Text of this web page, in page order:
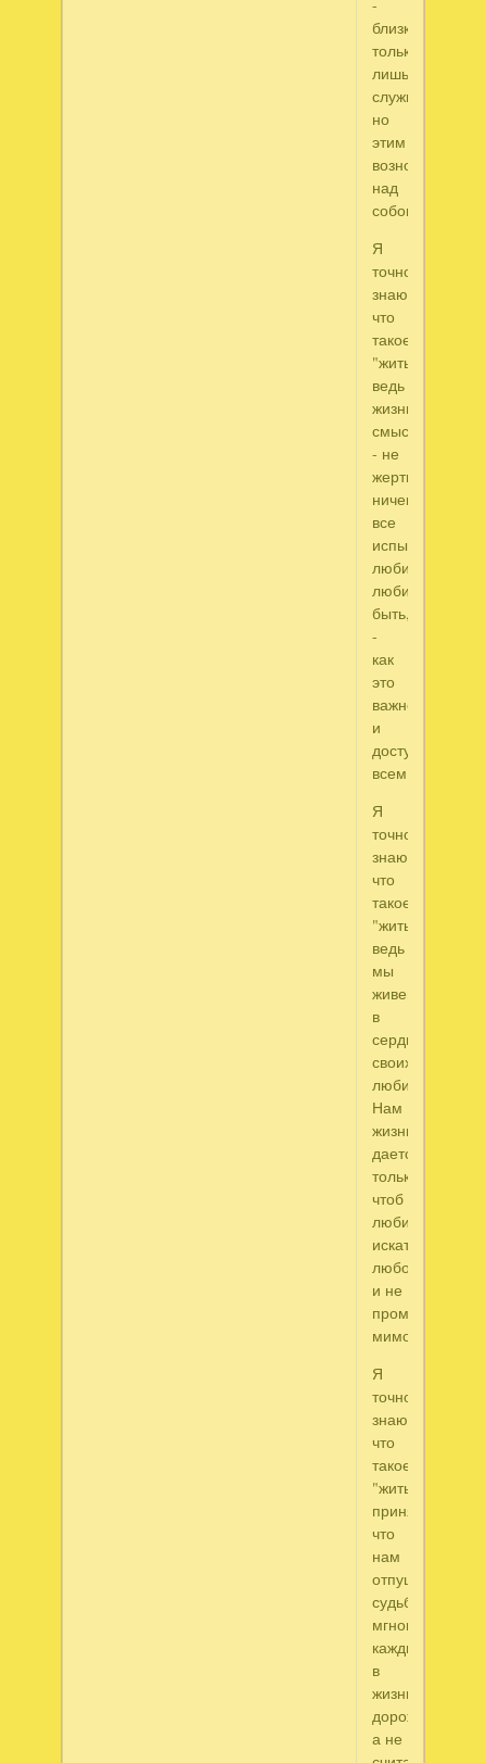
-
близким
только
лишь
служить,
но
этим
возноситься
над
собою!
Я
точно
знаю,
что
такое
"жить",
ведь
жизни
смысл
- не
жертвовать
ничем,
все
испытать,
любить,
любимым
быть,
-
как
это
важно
и
доступно
всем!
Я
точно
знаю,
что
такое
"жить",
ведь
мы
живем
в
сердцах
своих
любимых!
Нам
жизнь
дается
только,
чтоб
любить,
искать
любовь
и не
промчаться
мимо...
Я
точно
знаю,
что
такое
"жить",
принять,
что
нам
отпущено
судьбою,
мгновеньем
каждым
в
жизни
дорожить,
а не